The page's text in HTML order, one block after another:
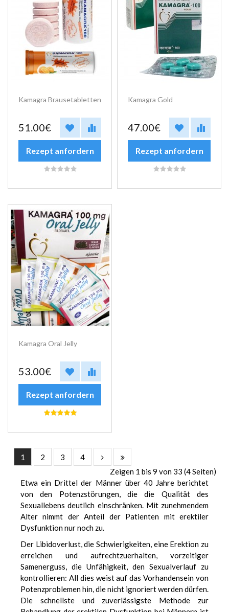
Kamagra Brausetabletten
51.00€
Rezept anfordern
Kamagra Gold
47.00€
Rezept anfordern
Kamagra Oral Jelly
53.00€
Rezept anfordern
1 2 3
4
Zeigen 1 bis 9 von 33 (4 Seiten)
Etwa ein Drittel der Männer über 40 Jahre berichtet
von den Potenzstörungen, die die Qualität des
Sexuallebens deutlich einschränken. Mit zunehmendem
Alter nimmt der Anteil der Patienten mit erektiler
Dysfunktion nur noch zu.
Der Libidoverlust, die Schwierigkeiten, eine Erektion zu
erreichen und aufrechtzuerhalten, vorzeitiger
Samenerguss, die Unfähigkeit, den Sexualverlauf zu
kontrollieren: All dies weist auf das Vorhandensein von
Potenzproblemen hin, die nicht ignoriert werden dürfen.
Die schnellste und zuverlässigste Methode zur